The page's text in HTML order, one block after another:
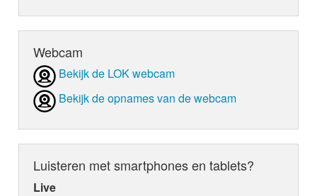
Webcam
Bekijk de LOK webcam
Bekijk de opnames van de webcam
Luisteren met smartphones en tablets?
Live